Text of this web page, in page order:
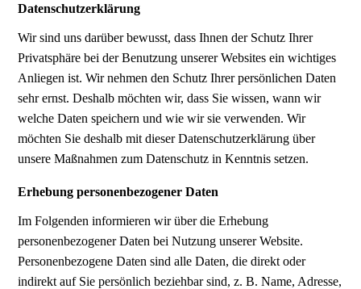
Datenschutzerklärung
Wir sind uns darüber bewusst, dass Ihnen der Schutz Ihrer
Privatsphäre bei der Benutzung unserer Websites ein wichtiges
Anliegen ist. Wir nehmen den Schutz Ihrer persönlichen Daten
sehr ernst. Deshalb möchten wir, dass Sie wissen, wann wir
welche Daten speichern und wie wir sie verwenden. Wir
möchten Sie deshalb mit dieser Datenschutzerklärung über
unsere Maßnahmen zum Datenschutz in Kenntnis setzen.
Erhebung personenbezogener Daten
Im Folgenden informieren wir über die Erhebung
personenbezogener Daten bei Nutzung unserer Website.
Personenbezogene Daten sind alle Daten, die direkt oder
indirekt auf Sie persönlich beziehbar sind, z. B. Name, Adresse,